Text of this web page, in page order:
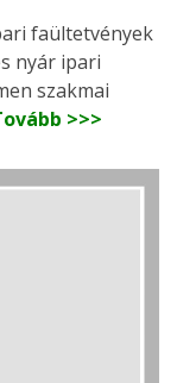
faültetvények
nyár ipari
szakmai
>>>